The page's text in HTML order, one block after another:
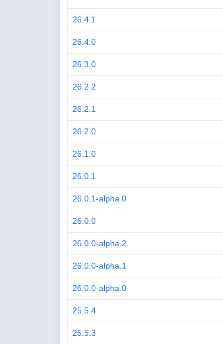
26.4.1
26.4.0
26.3.0
26.2.2
26.2.1
26.2.0
26.1.0
26.0.1
26.0.1-alpha.0
26.0.0
26.0.0-alpha.2
26.0.0-alpha.1
26.0.0-alpha.0
25.5.4
25.5.3